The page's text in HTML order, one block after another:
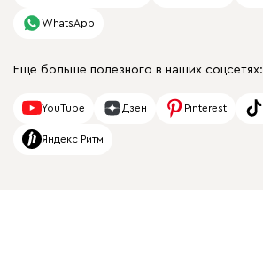
WhatsApp
Еще больше полезного в наших соцсетях:
YouTube Дзен Pinterest
Яндекс Ритм